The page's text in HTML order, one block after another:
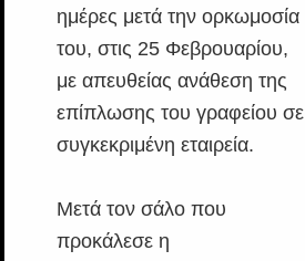
ημέρες μετά την ορκωμοσία
του, στις 25 Φεβρουαρίου,
με απευθείας ανάθεση της
επίπλωσης του γραφείου σε
συγκεκριμένη εταιρεία.
Μετά τον σάλο που
προκάλεσε η